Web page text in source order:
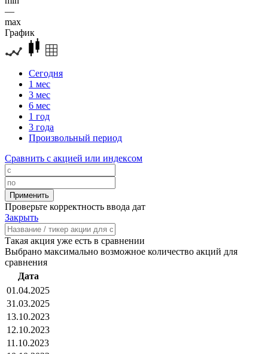
—
max
График
Сегодня
1 мес
3 мес
6 мес
1 год
3 года
Произвольный период
Сравнить с акцией или индексом
Проверьте корректность ввода дат
Закрыть
Такая акция уже есть в сравнении
Выбрано максимально возможное количество акций для
сравнения
Дата
01.04.2025
31.03.2025
13.10.2023
12.10.2023
11.10.2023